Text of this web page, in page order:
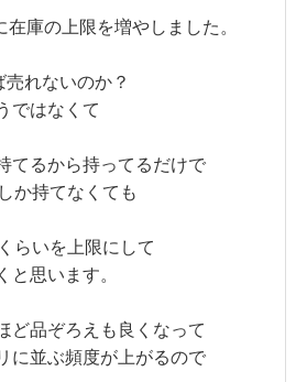
庫の上限を増やしました。
れないのか？
ではなくて
てるから持ってるだけで
か持てなくても
らいを上限にして
と思います。
ど品ぞろえも良くなって
に並ぶ頻度が上がるので